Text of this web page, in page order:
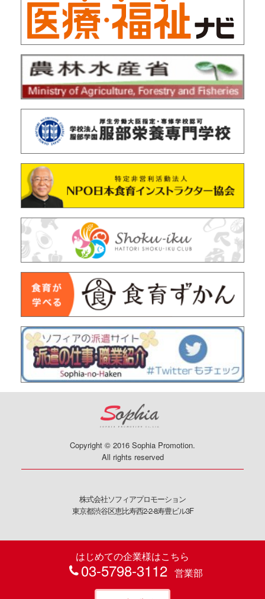
Copyright © 2016 Sophia Promotion.
All rights reserved
株式会社ソフィアプロモーション
東京都渋谷区恵比寿西2-2-8寿豊ビル3F
はじめての企業様はこちら
03-5798-3112 営業部